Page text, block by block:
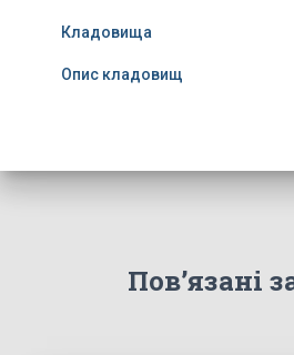
Кладовища
Опис кладовищ
Пов’язані